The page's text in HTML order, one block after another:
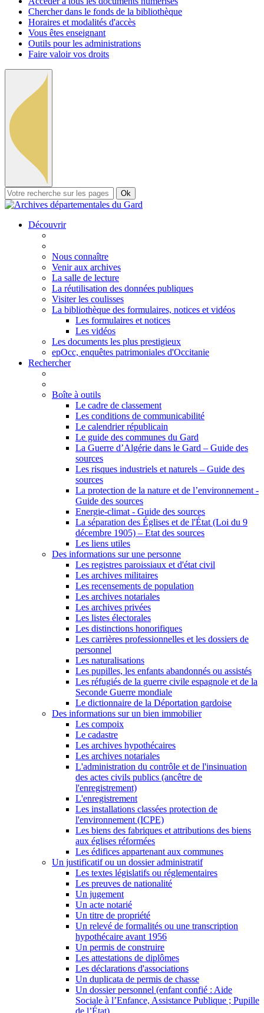
Chercher dans le fonds de la bibliothèque
Horaires et modalités d'accès
Vous êtes enseignant
Outils pour les administrations
Faire valoir vos droits
Ok
Découvrir
Nous connaître
Venir aux archives
La salle de lecture
La réutilisation des données publiques
Visiter les coulisses
La bibliothèque des formulaires, notices et vidéos
Les formulaires et notices
Les vidéos
Les documents les plus prestigieux
epOcc, enquêtes patrimoniales d'Occitanie
Rechercher
Boîte à outils
Le cadre de classement
Les conditions de communicabilité
Le calendrier républicain
Le guide des communes du Gard
La Guerre d’Algérie dans le Gard – Guide des
sources
Les risques industriels et naturels – Guide des
sources
La protection de la nature et de l’environnement -
Guide des sources
Energie-climat - Guide des sources
La séparation des Églises et de l'État (Loi du 9
décembre 1905) – Etat des sources
Les liens utiles
Des informations sur une personne
Les registres paroissiaux et d'état civil
Les archives militaires
Les recensements de population
Les archives notariales
Les archives privées
Les listes électorales
Les distinctions honorifiques
Les carrières professionnelles et les dossiers de
personnel
Les naturalisations
Les pupilles, les enfants abandonnés ou assistés
Les réfugiés de la guerre civile espagnole et de la
Seconde Guerre mondiale
Le dictionnaire de la Déportation gardoise
Des informations sur un bien immobilier
Les compoix
Le cadastre
Les archives hypothécaires
Les archives notariales
L'administration du contrôle et de l'insinuation
des actes civils publics (ancêtre de
l'enregistrement)
L'enregistrement
Les installations classées protection de
l'environnement (ICPE)
Les biens des fabriques et attributions des biens
aux églises réformées
Les édifices appartenant aux communes
Un justificatif ou un dossier administratif
Les textes législatifs ou réglementaires
Les preuves de nationalité
Un jugement
Un acte notarié
Un titre de propriété
Un relevé de formalités ou une transcription
hypothécaire avant 1956
Un permis de construire
Les attestations de diplômes
Les déclarations d'associations
Un duplicata de permis de chasse
Un dossier personnel (enfant confié : Aide
Sociale à l’Enfance, Assistance Publique ; Pupille
de l’État)